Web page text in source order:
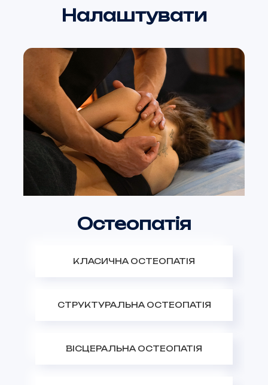
Налаштувати
Остеопатія
КЛАСИЧНА ОСТЕОПАТІЯ
СТРУКТУРАЛЬНА ОСТЕОПАТІЯ
ВІСЦЕРАЛЬНА ОСТЕОПАТІЯ